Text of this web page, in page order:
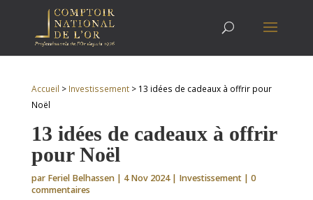
Accueil > Investissement> 13 idées de cadeaux à offrir pour
Noël
13 idées de cadeaux à offrir
pour Noël
par Feriel Belhassen| 4 Nov 2024| Investissement| 0
commentaires